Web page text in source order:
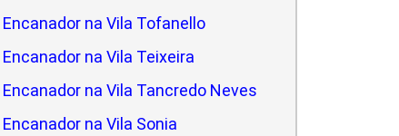
Encanador na Vila Tofanello
Encanador na Vila Teixeira
Encanador na Vila Tancredo Neves
Encanador na Vila Sonia